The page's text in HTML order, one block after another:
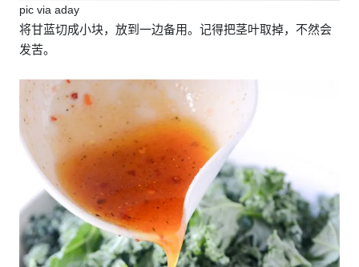
pic via aday
将甘蓝切成小块，放到一边备用。记得把茎叶取掉，不然会
发苦。